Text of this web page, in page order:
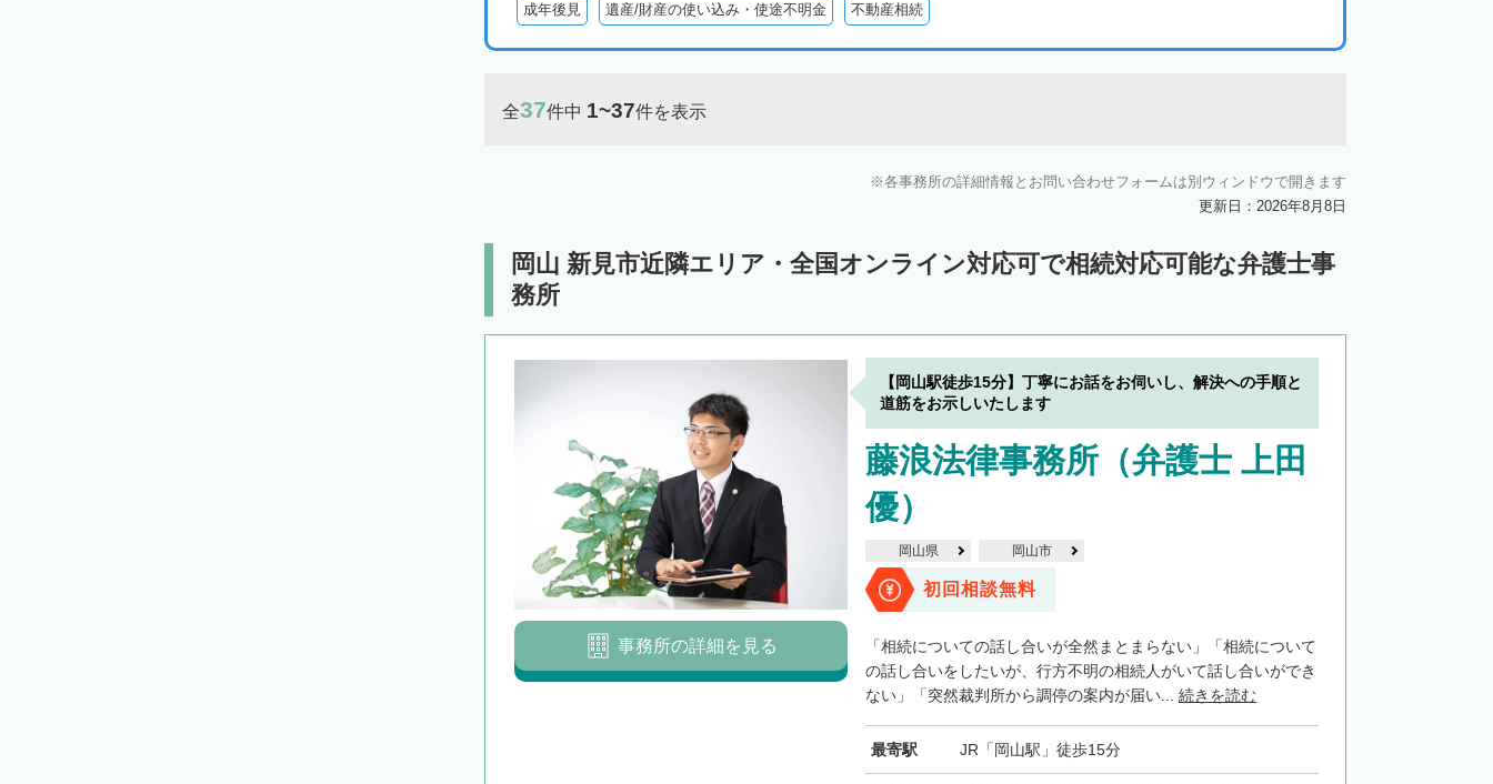
成年後見 遺産/財産の使い込み・使途不明金 不動産相続
全37件中 1~37件を表示
各事務所の詳細情報とお問い合わせフォームは別ウィンドウで開きます
更新日：2026年8月8日
岡山 新見市近隣エリア・全国オンライン対応可で相続対応可能な弁護士事
務所
【岡山駅徒歩15分】丁寧にお話をお伺いし、解決への手順と
道筋をお示しいたします
藤浪法律事務所（弁護士 上田
優）
岡山県 岡山市
初回相談無料
「相続についての話し合いが全然まとまらない」「相続について
の話し合いをしたいが、行方不明の相続人がいて話し合いができ
ない」「突然裁判所から調停の案内が届い... 続きを読む
最寄駅 JR「岡山駅」徒歩15分
事務所の詳細を見る